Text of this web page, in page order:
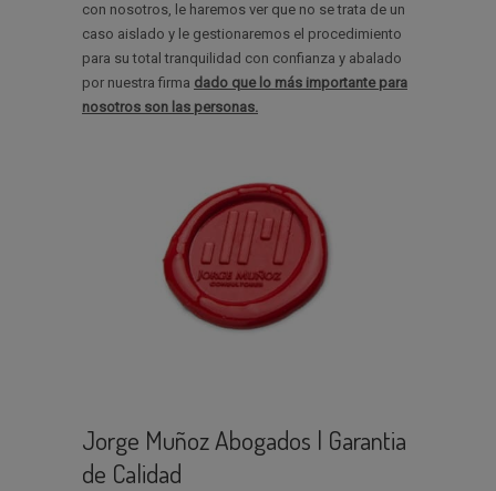
con nosotros, le haremos ver que no se trata de un
caso aislado y le gestionaremos el procedimiento
para su total tranquilidad con confianza y abalado
por nuestra firma dado que lo más importante para
nosotros son las personas.
Jorge Muñoz Abogados | Garantia
de Calidad